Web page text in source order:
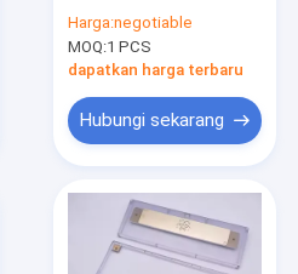
Cnc Machining
Mechanical Cnc
Keyboard
Harga:negotiable
MOQ:1 PCS
dapatkan harga terbaru
Hubungi sekarang